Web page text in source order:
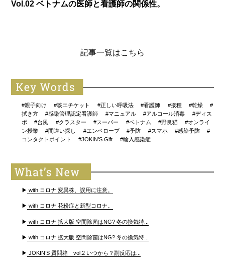
Vol.02 ベトナムの医師と看護師の関係性。
記事一覧はこちら
#親子向け #咳エチケット #正しい呼吸法 #看護師 #接種 #乾燥
#
拭き方
#感染管理認定看護師 #マニュアル #アルコール消毒
#ディス
ポ
#台風 #クラスター #スーパー #ベトナム #野良猫
#オンライ
ン授業
#間違い探し #エンベロープ #予防 #スマホ #感染予防
#
コンタクトポイント
#JOKIN’S Gift #輸入感染症
▶ with コロナ 変異株、誤用に注意。
▶ with コロナ 花粉症と新型コロナ。
▶ with コロナ 拡大版 空間除菌はNG? 冬の換気特...
▶ with コロナ 拡大版 空間除菌はNG? 冬の換気特...
▶ JOKIN’S 質問箱 vol.2 いつから？副反応は...